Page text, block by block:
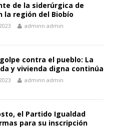
de la siderúrgica de
la región del Biobío
adminn admin
contra el pueblo: La
y vivienda digna continúa
adminn admin
el Partido Igualdad
para su inscripción